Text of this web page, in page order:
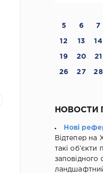
5 6 7
12 13 14
19 20 21
26 27 28
НОВОСТИ
Нові
Відтепер на
такі об’єкти
заповідного